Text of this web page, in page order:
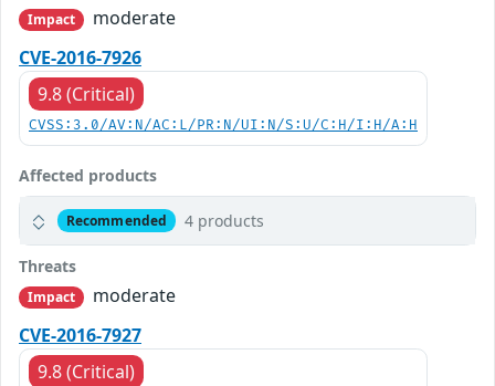
Impact
moderate
CVE-2016-7926
9.8 (Critical)
CVSS:3.0/AV:N/AC:L/PR:N/UI:N/S:U/C:H/I:H/A:H
Affected products
Recommended 4 products
Threats
Impact
moderate
CVE-2016-7927
9.8 (Critical)